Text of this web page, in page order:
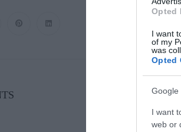
Opted
I want
of my
was
Opted
Google
I want
web or